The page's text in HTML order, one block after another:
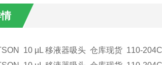
10 µL 移液器吸头 仓库现货 110-204C